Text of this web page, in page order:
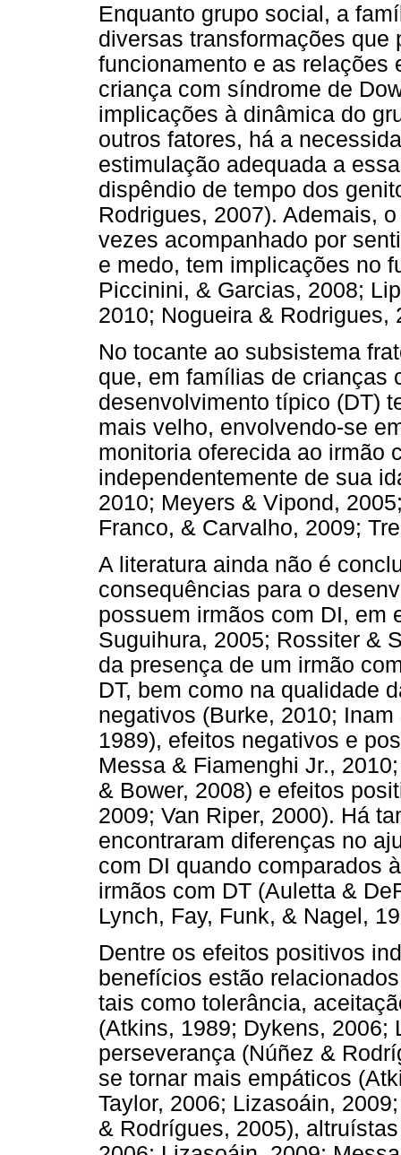
Enquanto grupo social, a
diversas transformações que
funcionamento e as relações
criança com síndrome de
implicações à dinâmica do
outros fatores, há a
estimulação adequada a
dispêndio de tempo dos
Rodrigues, 2007). Ademais,
vezes acompanhado por
e medo, tem implicações no
Piccinini, & Garcias, 2008;
2010; Nogueira & Rodrigues,
No tocante ao subsistema
que, em famílias de crianças
desenvolvimento típico (DT)
mais velho, envolvendo-se
monitoria oferecida ao irmão
independentemente de sua
2010; Meyers & Vipond,
Franco, & Carvalho, 2009;
A literatura ainda não é
consequências para o
possuem irmãos com DI, em
Suguihura, 2005; Rossiter &
da presença de um irmão
DT, bem como na qualidade
negativos (Burke, 2010;
1989), efeitos negativos e
Messa & Fiamenghi Jr.,
& Bower, 2008) e efeitos
2009; Van Riper, 2000). Há
encontraram diferenças no
com DI quando comparados
irmãos com DT (Auletta &
Lynch, Fay, Funk, & Nagel,
Dentre os efeitos positivos
benefícios estão
tais como tolerância,
(Atkins, 1989; Dykens, 2006;
perseverança (Núñez &
se tornar mais empáticos
Taylor, 2006; Lizasoáin,
& Rodrígues, 2005),